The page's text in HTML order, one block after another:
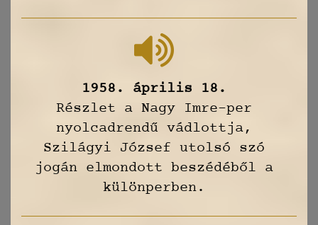
1958. április 18.
Részlet a Nagy Imre-per
nyolcadrendű vádlottja,
Szilágyi József utolsó szó
jogán elmondott beszédéből a
különperben.